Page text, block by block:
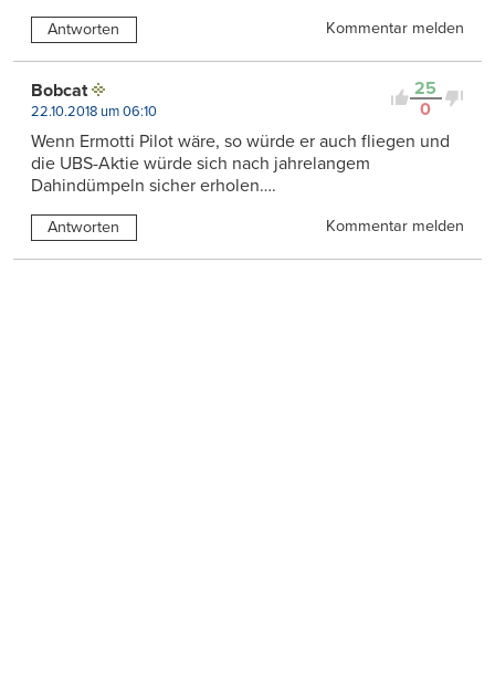
Antworten Kommentar melden
25
0
Bobcat
22.10.2018 um 06:10
Wenn Ermotti Pilot wäre, so würde er auch fliegen und
die UBS-Aktie würde sich nach jahrelangem
Dahindümpeln sicher erholen….
Antworten Kommentar melden